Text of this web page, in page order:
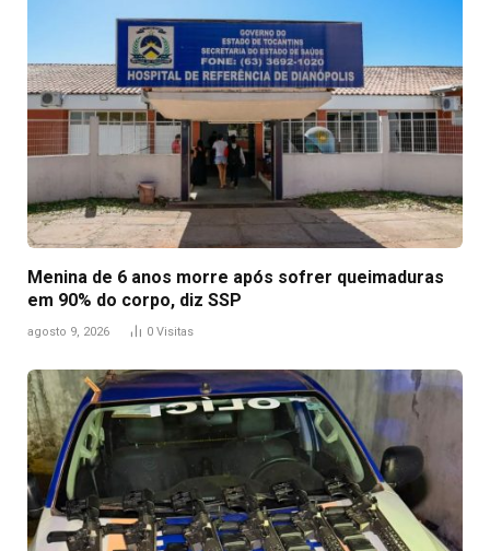
Menina de 6 anos morre após sofrer queimaduras
em 90% do corpo, diz SSP
agosto 9, 2026 0 Visitas